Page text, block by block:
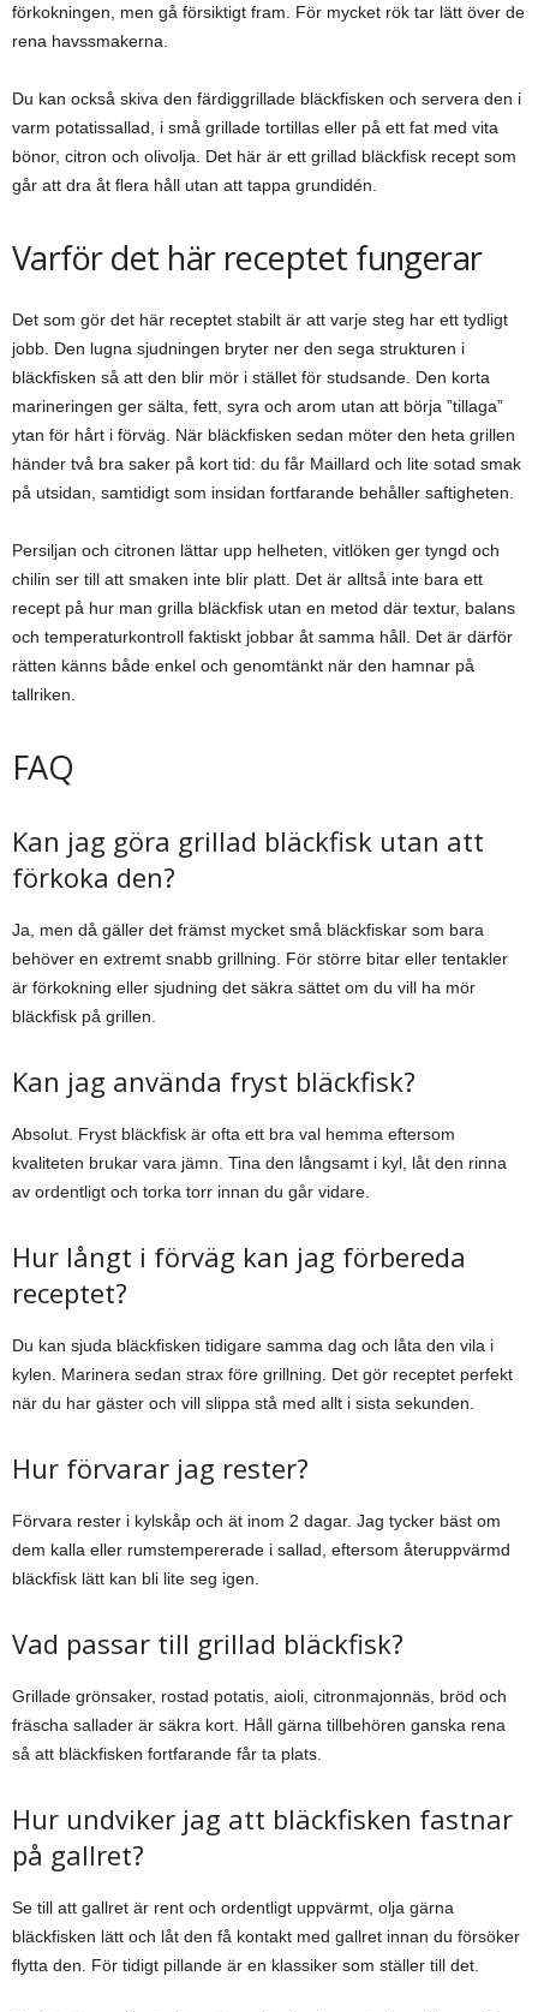
förkokningen, men gå försiktigt fram. För mycket rök tar lätt över de
rena havssmakerna.
Du kan också skiva den färdiggrillade bläckfisken och servera den i
varm potatissallad, i små grillade tortillas eller på ett fat med vita
bönor, citron och olivolja. Det här är ett grillad bläckfisk recept som
går att dra åt flera håll utan att tappa grundidén.
Varför det här receptet fungerar
Det som gör det här receptet stabilt är att varje steg har ett tydligt
jobb. Den lugna sjudningen bryter ner den sega strukturen i
bläckfisken så att den blir mör i stället för studsande. Den korta
marineringen ger sälta, fett, syra och arom utan att börja ”tillaga”
ytan för hårt i förväg. När bläckfisken sedan möter den heta grillen
händer två bra saker på kort tid: du får Maillard och lite sotad smak
på utsidan, samtidigt som insidan fortfarande behåller saftigheten.
Persiljan och citronen lättar upp helheten, vitlöken ger tyngd och
chilin ser till att smaken inte blir platt. Det är alltså inte bara ett
recept på hur man grilla bläckfisk utan en metod där textur, balans
och temperaturkontroll faktiskt jobbar åt samma håll. Det är därför
rätten känns både enkel och genomtänkt när den hamnar på
tallriken.
FAQ
Kan jag göra grillad bläckfisk utan att
förkoka den?
Ja, men då gäller det främst mycket små bläckfiskar som bara
behöver en extremt snabb grillning. För större bitar eller tentakler
är förkokning eller sjudning det säkra sättet om du vill ha mör
bläckfisk på grillen.
Kan jag använda fryst bläckfisk?
Absolut. Fryst bläckfisk är ofta ett bra val hemma eftersom
kvaliteten brukar vara jämn. Tina den långsamt i kyl, låt den rinna
av ordentligt och torka torr innan du går vidare.
Hur långt i förväg kan jag förbereda
receptet?
Du kan sjuda bläckfisken tidigare samma dag och låta den vila i
kylen. Marinera sedan strax före grillning. Det gör receptet perfekt
när du har gäster och vill slippa stå med allt i sista sekunden.
Hur förvarar jag rester?
Förvara rester i kylskåp och ät inom 2 dagar. Jag tycker bäst om
dem kalla eller rumstempererade i sallad, eftersom återuppvärmd
bläckfisk lätt kan bli lite seg igen.
Vad passar till grillad bläckfisk?
Grillade grönsaker, rostad potatis, aioli, citronmajonnäs, bröd och
fräscha sallader är säkra kort. Håll gärna tillbehören ganska rena
så att bläckfisken fortfarande får ta plats.
Hur undviker jag att bläckfisken fastnar
på gallret?
Se till att gallret är rent och ordentligt uppvärmt, olja gärna
bläckfisken lätt och låt den få kontakt med gallret innan du försöker
flytta den. För tidigt pillande är en klassiker som ställer till det.